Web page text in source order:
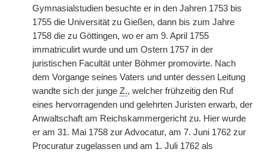
Gymnasialstudien besuchte er in den Jahren 1753 bis
1755 die Universität zu Gießen, dann bis zum Jahre
1758 die zu Göttingen, wo er am 9. April 1755
immatriculirt wurde und um Ostern 1757 in der
juristischen Facultät unter Böhmer promovirte. Nach
dem Vorgange seines Vaters und unter dessen Leitung
wandte sich der junge Z., welcher frühzeitig den Ruf
eines hervorragenden und gelehrten Juristen erwarb, der
Anwaltschaft am Reichskammergericht zu. Hier wurde
er am 31. Mai 1758 zur Advocatur, am 7. Juni 1762 zur
Procuratur zugelassen und am 1. Juli 1762 als